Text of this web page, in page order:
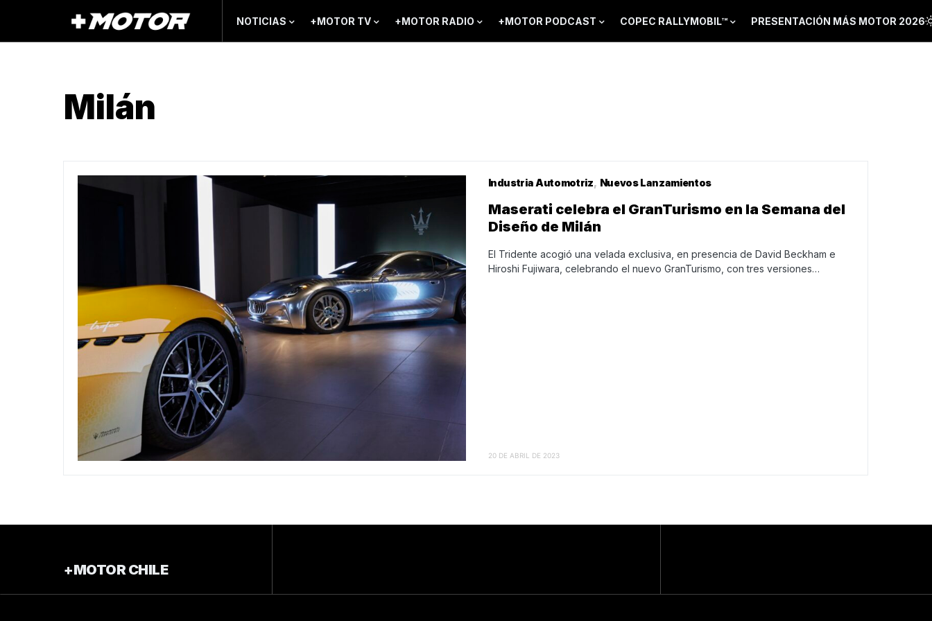
NOTICIAS +MOTOR TV +MOTOR RADIO +MOTOR PODCAST COPEC RALLYMOBIL™ PRESENTACIÓN MÁS MOTOR 2026
Milán
Industria Automotriz Nuevos Lanzamientos
Maserati celebra el GranTurismo en la Semana del
Diseño de Milán
El Tridente acogió una velada exclusiva, en presencia de David Beckham e
Hiroshi Fujiwara, celebrando el nuevo GranTurismo, con tres versiones…
20 DE ABRIL DE 2023
+MOTOR CHILE